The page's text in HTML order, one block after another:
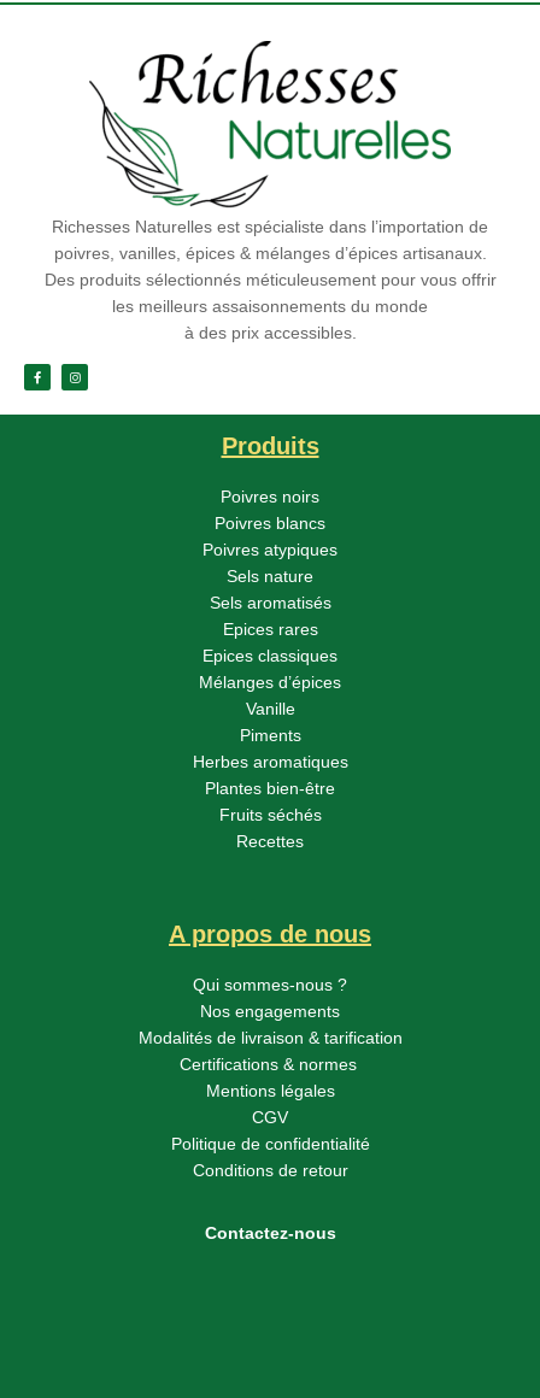
Richesses Naturelles est spécialiste dans l’importation de
poivres, vanilles, épices & mélanges d’épices artisanaux.
Des produits sélectionnés méticuleusement pour vous offrir
les meilleurs assaisonnements du monde
à des prix accessibles.
Produits
Poivres noirs
Poivres blancs
Poivres atypiques
Sels nature
Sels aromatisés
Epices rares
Epices classiques
Mélanges d’épices
Vanille
Piments
Herbes aromatiques
Plantes bien-être
Fruits séchés
Recettes
A propos de nous
Qui sommes-nous ?
Nos engagements
Modalités de livraison & tarification
Certifications & normes
Mentions légales
CGV
Politique de confidentialité
Conditions de retour
Contactez-nous